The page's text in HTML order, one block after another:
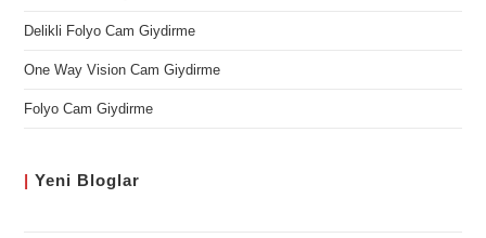
Delikli Folyo Cam Giydirme
One Way Vision Cam Giydirme
Folyo Cam Giydirme
| Yeni Bloglar